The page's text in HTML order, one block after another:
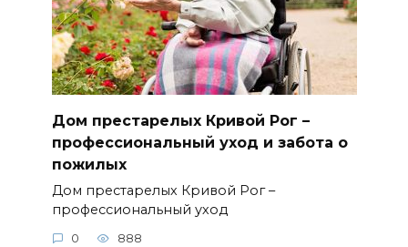
Дом престарелых Кривой Рог –
профессиональный уход и забота о
пожилых
Дом престарелых Кривой Рог –
профессиональный уход
0 888